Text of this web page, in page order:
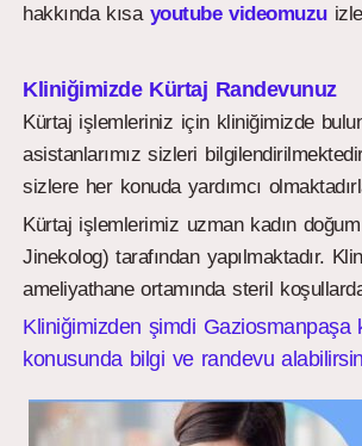
hakkında kısa youtube videomuzu
Kliniğimizde Kürtaj Randevunuz
Kürtaj işlemleriniz için kliniğimizde
asistanlarımız sizleri
sizlere her konuda yardımcı
Kürtaj işlemlerimiz uzman kadın
Jinekolog) tarafından yapılmaktadır.
ameliyathane ortamında steril
Kliniğimizden şimdi Gaziosmanpaşa
konusunda bilgi ve randevu